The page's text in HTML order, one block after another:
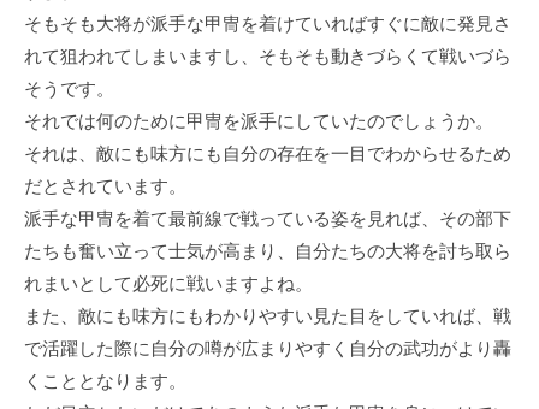
そもそも⼤将が派⼿な甲冑を着けていればすぐに敵に発⾒さ
れて狙われてしまいますし、そもそも動きづらくて戦いづら
そうです。
それでは何のために甲冑を派⼿にしていたのでしょうか。
それは、敵にも味⽅にも⾃分の存在を⼀⽬でわからせるため
だとされています。
派⼿な甲冑を着て最前線で戦っている姿を⾒れば、その部下
たちも奮い⽴って⼠気が⾼まり、⾃分たちの⼤将を討ち取ら
れまいとして必死に戦いますよね。
また、敵にも味⽅にもわかりやすい⾒た⽬をしていれば、戦
で活躍した際に⾃分の噂が広まりやすく⾃分の武功がより轟
くこととなります。